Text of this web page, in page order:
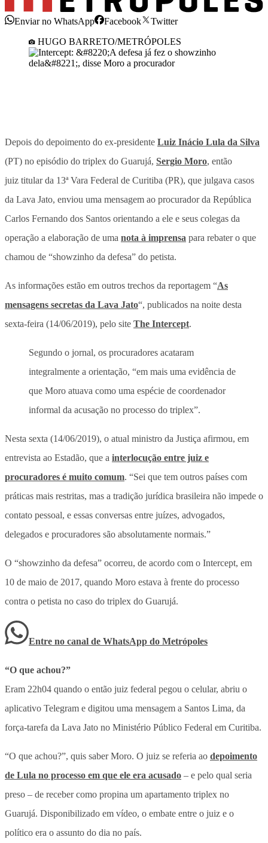
Enviar no WhatsApp Facebook
Twitter
HUGO BARRETO/METRÓPOLES
Depois do depoimento do ex-presidente Luiz Inácio Lula da Silva
(PT) no episódio do triplex do Guarujá, Sergio Moro, então
juiz titular da 13ª Vara Federal de Curitiba (PR), que julgava casos
da Lava Jato, enviou uma mensagem ao procurador da República
Carlos Fernando dos Santos orientando a ele e seus colegas da
operação a elaboração de uma nota à imprensa para rebater o que
chamou de “showzinho da defesa” do petista.
As informações estão em outros trechos da reportagem “As
mensagens secretas da Lava Jato“, publicados na noite desta
sexta-feira (14/06/2019), pelo site The Intercept.
Segundo o jornal, os procuradores acataram
integralmente a orientação, “em mais uma evidência de
que Moro atuava como uma espécie de coordenador
informal da acusação no processo do triplex”.
Nesta sexta (14/06/2019), o atual ministro da Justiça afirmou, em
entrevista ao Estadão, que a interlocução entre juiz e
procuradores é muito comum. “Sei que tem outros países com
práticas mais restritas, mas a tradição jurídica brasileira não impede o
contato pessoal, e essas conversas entre juízes, advogados,
delegados e procuradores são absolutamente normais.”
O “showzinho da defesa” ocorreu, de acordo com o Intercept, em
10 de maio de 2017, quando Moro estava à frente do processo
contra o petista no caso do triplex do Guarujá.
Entre no canal de WhatsApp do Metrópoles
“O que achou?”
Eram 22h04 quando o então juiz federal pegou o celular, abriu o
aplicativo Telegram e digitou uma mensagem a Santos Lima, da
força-tarefa da Lava Jato no Ministério Público Federal em Curitiba.
“O que achou?”, quis saber Moro. O juiz se referia ao depoimento
de Lula no processo em que ele era acusado – e pelo qual seria
preso – de receber como propina um apartamento triplex no
Guarujá. Disponibilizado em vídeo, o embate entre o juiz e o
político era o assunto do dia no país.